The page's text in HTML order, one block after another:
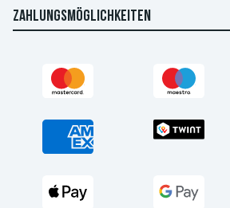
ZAHLUNGSMÖGLICHKEITEN